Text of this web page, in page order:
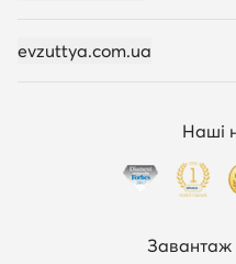
evzuttya.com.ua
Наші
Завантаж